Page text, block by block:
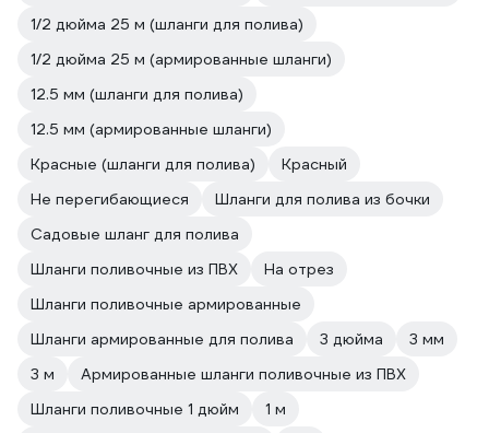
1/2 дюйма 25 м (шланги для полива)
1/2 дюйма 25 м (армированные шланги)
12.5 мм (шланги для полива)
12.5 мм (армированные шланги)
Красные (шланги для полива)
Красный
Не перегибающиеся
Шланги для полива из бочки
Садовые шланг для полива
Шланги поливочные из ПВХ
На отрез
Шланги поливочные армированные
Шланги армированные для полива
3 дюйма
3 мм
3 м
Армированные шланги поливочные из ПВХ
Шланги поливочные 1 дюйм
1 м